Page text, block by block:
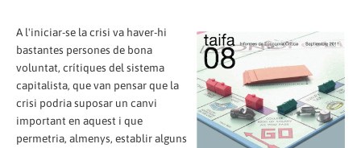
A l'iniciar-se la crisi va haver-hi
bastantes persones de bona
voluntat, crítiques del sistema
capitalista, que van pensar que la
crisi podria suposar un canvi
important en aquest i que
permetria, almenys, establir alguns